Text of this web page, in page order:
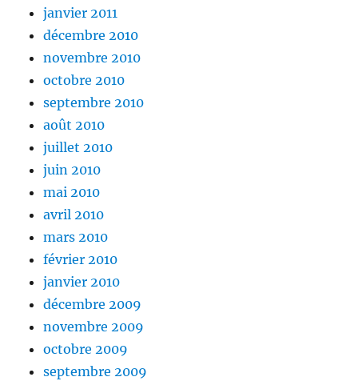
janvier 2011
décembre 2010
novembre 2010
octobre 2010
septembre 2010
août 2010
juillet 2010
juin 2010
mai 2010
avril 2010
mars 2010
février 2010
janvier 2010
décembre 2009
novembre 2009
octobre 2009
septembre 2009